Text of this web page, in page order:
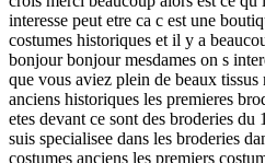
interesse peut etre ca c est une
costumes historiques et il y a
bonjour bonjour mesdames on s
que vous aviez plein de beaux tissus
anciens historiques les premieres
etes devant ce sont des broderies du
suis specialisee dans les broderies
costumes anciens les premiers